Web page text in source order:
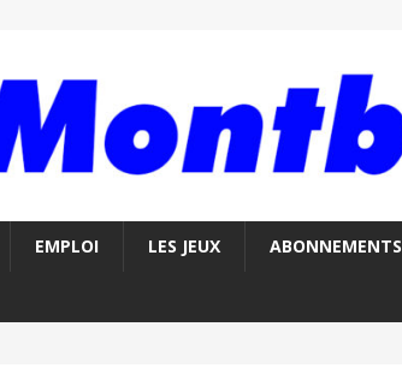
EMPLOI LES JEUX ABONNEMENTS